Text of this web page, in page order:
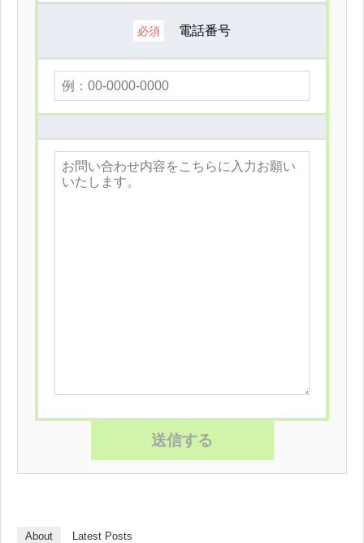
必須 電話番号
About Latest Posts